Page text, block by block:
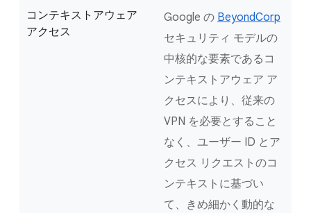
コンテキストアウェア
アクセス
Google の BeyondCorp
セキュリティ モデルの
中核的な要素であるコ
ンテキストアウェア ア
クセスにより、従来の
VPN を必要とすること
なく、ユーザー ID とア
クセス リクエストのコ
ンテキストに基づい
て、きめ細かく動的な